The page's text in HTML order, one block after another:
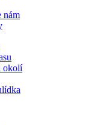
nám
okolí